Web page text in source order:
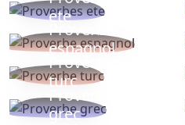
ete
Proverbe
espagnol
Proverbe
turc
Proverbe
grec